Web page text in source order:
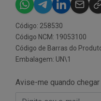
Código: 258530
Código NCM: 19053100
Código de Barras do
Embalagem: UN\1
Avise-me quando chegar